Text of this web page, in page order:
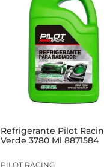
Refrigerante Pilot
Verde 3780 Ml 8871584
PILOT RACING